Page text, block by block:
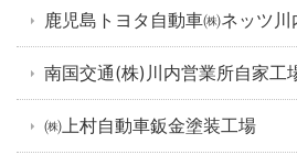
鹿児島トヨタ自動車㈱ネッツ川
南国交通(株)川内営業所自家工
㈱上村自動車鈑金塗装工場